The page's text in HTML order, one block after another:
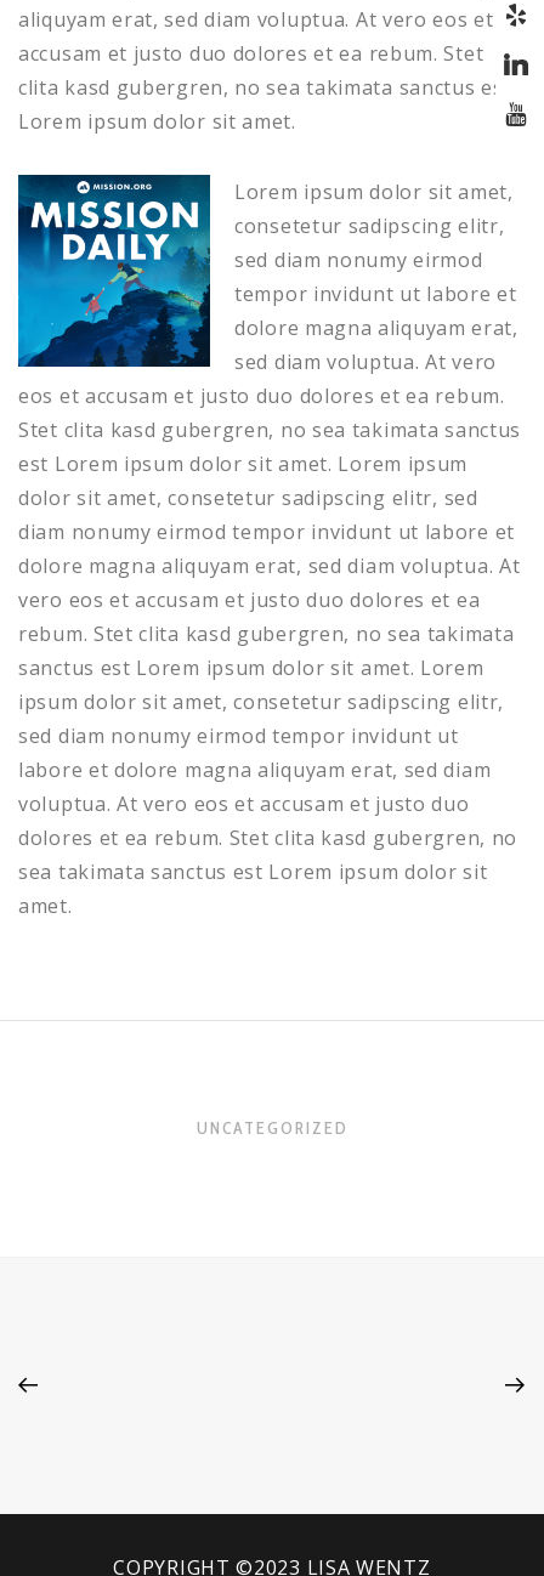
aliquyam erat, sed diam voluptua. At vero eos et
accusam et justo duo dolores et ea rebum. Stet
clita kasd gubergren, no sea takimata sanctus est
Lorem ipsum dolor sit amet.
Lorem ipsum dolor sit amet,
consetetur sadipscing elitr,
sed diam nonumy eirmod
tempor invidunt ut labore et
dolore magna aliquyam erat,
sed diam voluptua. At vero
eos et accusam et justo duo dolores et ea rebum.
Stet clita kasd gubergren, no sea takimata sanctus
est Lorem ipsum dolor sit amet. Lorem ipsum
dolor sit amet, consetetur sadipscing elitr, sed
diam nonumy eirmod tempor invidunt ut labore et
dolore magna aliquyam erat, sed diam voluptua. At
vero eos et accusam et justo duo dolores et ea
rebum. Stet clita kasd gubergren, no sea takimata
sanctus est Lorem ipsum dolor sit amet. Lorem
ipsum dolor sit amet, consetetur sadipscing elitr,
sed diam nonumy eirmod tempor invidunt ut
labore et dolore magna aliquyam erat, sed diam
voluptua. At vero eos et accusam et justo duo
dolores et ea rebum. Stet clita kasd gubergren, no
sea takimata sanctus est Lorem ipsum dolor sit
amet.
UNCATEGORIZED
COPYRIGHT ©2023 LISA WENTZ